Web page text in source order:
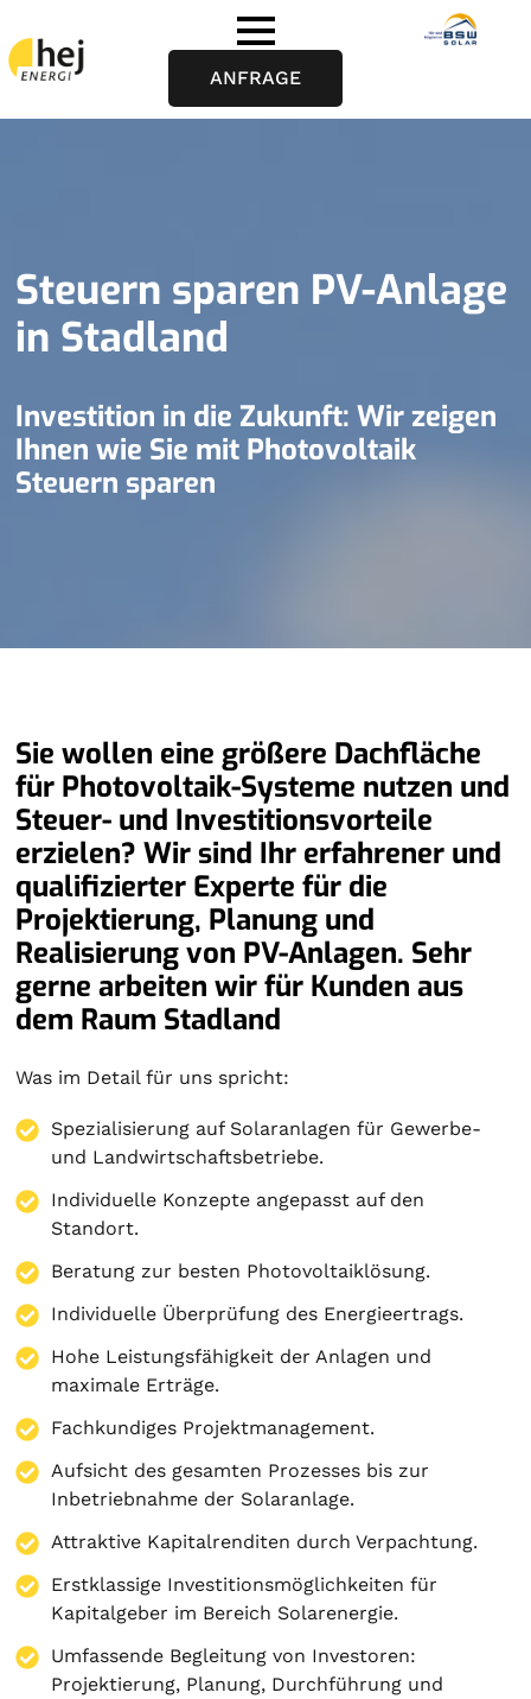
ANFRAGE
Steuern sparen PV-Anlage
in Stadland
Investition in die Zukunft: Wir zeigen
Ihnen wie Sie mit Photovoltaik
Steuern sparen
Sie wollen eine größere Dachfläche
für Photovoltaik-Systeme nutzen und
Steuer- und Investitionsvorteile
erzielen? Wir sind Ihr erfahrener und
qualifizierter Experte für die
Projektierung, Planung und
Realisierung von PV-Anlagen. Sehr
gerne arbeiten wir für Kunden aus
dem Raum Stadland
Was im Detail für uns spricht:
Spezialisierung auf Solaranlagen für Gewerbe-
und Landwirtschaftsbetriebe.
Individuelle Konzepte angepasst auf den
Standort.
Beratung zur besten Photovoltaiklösung.
Individuelle Überprüfung des Energieertrags.
Hohe Leistungsfähigkeit der Anlagen und
maximale Erträge.
Fachkundiges Projektmanagement.
Aufsicht des gesamten Prozesses bis zur
Inbetriebnahme der Solaranlage.
Attraktive Kapitalrenditen durch Verpachtung.
Erstklassige Investitionsmöglichkeiten für
Kapitalgeber im Bereich Solarenergie.
Umfassende Begleitung von Investoren:
Projektierung, Planung, Durchführung und